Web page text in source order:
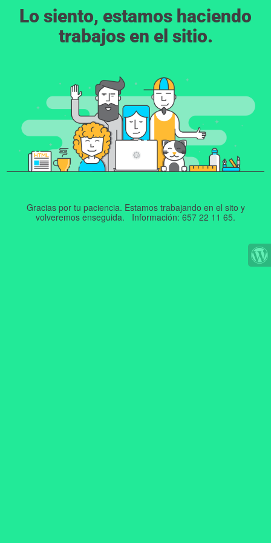
Lo siento, estamos haciendo
trabajos en el sitio.
Gracias por tu paciencia. Estamos trabajando en el sito y
volveremos enseguida. Información: 657 22 11 65.